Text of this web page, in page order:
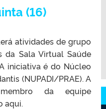
(16)
atividades de grupo
da Sala Virtual Saúde
iniciativa é do Núcleo
(NUPADI/PRAE). A
da equipe
aqui.